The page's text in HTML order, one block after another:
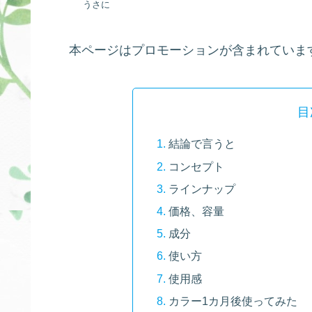
うさに
本ページはプロモーションが含まれていま
結論で言うと
コンセプト
ラインナップ
価格、容量
成分
使い方
使用感
カラー1カ月後使ってみた